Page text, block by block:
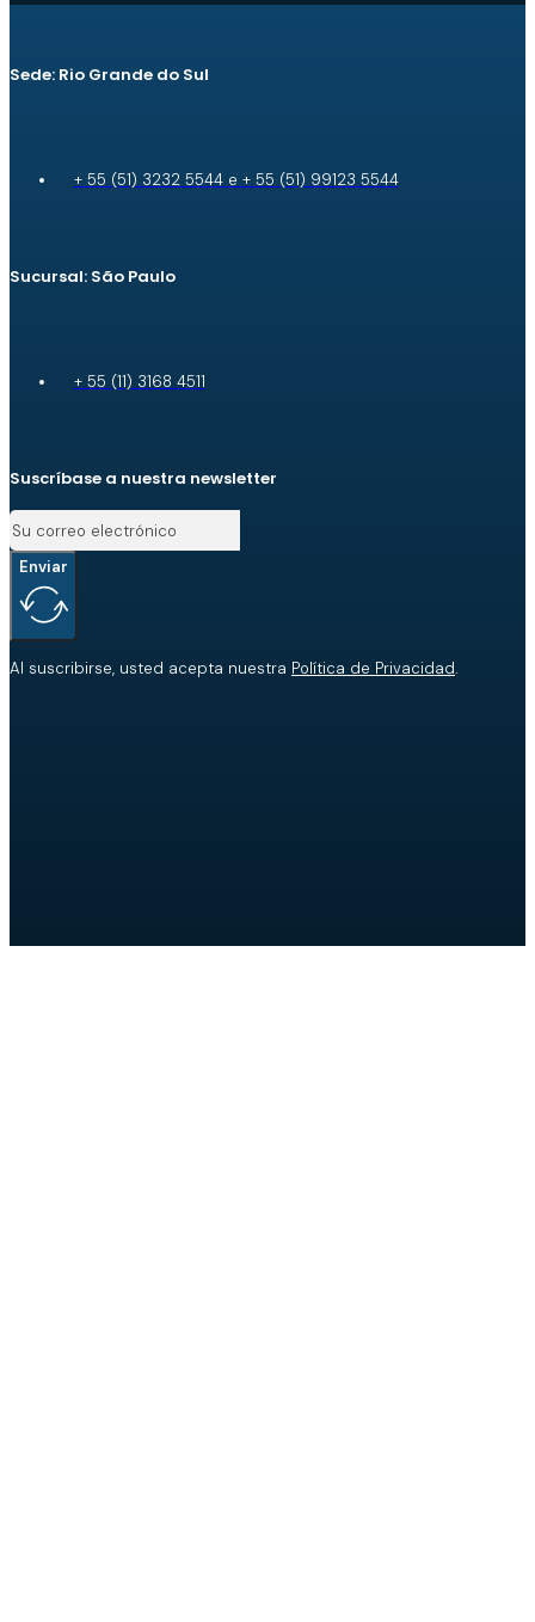
Sede: Rio Grande do Sul
+ 55 (51) 3232 5544 e + 55 (51) 99123 5544
Sucursal: São Paulo
+ 55 (11) 3168 4511
Suscríbase a nuestra newsletter
Enviar
Al suscribirse, usted acepta nuestra Política de Privacidad.